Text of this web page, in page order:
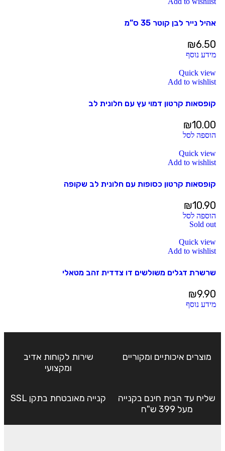
אהיל נייר לבן קוטר 35 ס”מ
₪6.50
מידע נוסף
Quick view
Add to wishlist
קופסאות קרטון דמוי עץ עם חלונית לב
₪10.00
הוספה לסל
Quick view
Add to wishlist
קופסאות קרטון כסופות עם חלונית לב שקופה
₪10.90
הוספה לסל
Sold out
Quick view
Add to wishlist
שרשרת דגלים משולשים דו צדדית זהב מטאלי
₪9.90
מידע נוסף
מוצרים איכותיים ומקוריים
שירות לקוחות אדיב
ומקצועי
שליח עד הבית חינם בקנייה
מעל 399 ש"ח
קנייה מאובטחת בתקן SSL